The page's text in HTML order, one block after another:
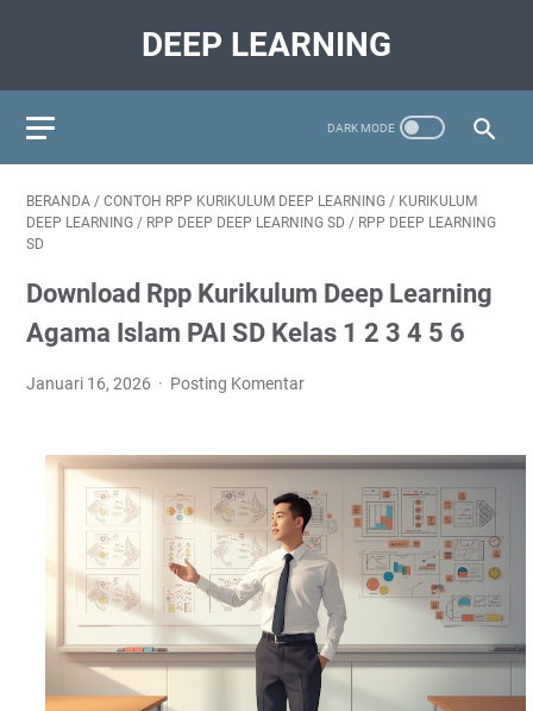
DEEP LEARNING
BERANDA / CONTOH RPP KURIKULUM DEEP LEARNING / KURIKULUM
DEEP LEARNING / RPP DEEP DEEP LEARNING SD / RPP DEEP LEARNING
SD
Download Rpp Kurikulum Deep Learning
Agama Islam PAI SD Kelas 1 2 3 4 5 6
Januari 16, 2026 Posting Komentar